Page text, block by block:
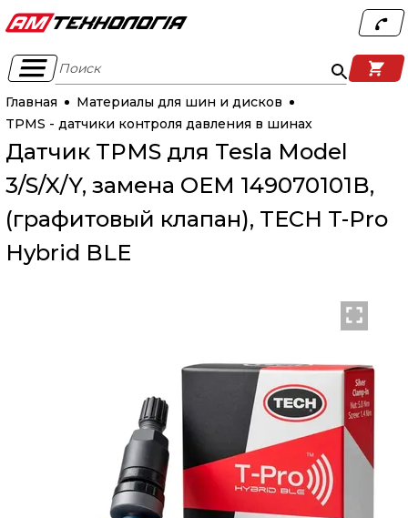
Поиск
Главная
Материалы для шин и дисков
TPMS - датчики контроля давления в шинах
Датчик TPMS для Tesla Model
3/S/X/Y, замена OEM 149070101B,
(графитовый клапан), TECH T-Pro
Hybrid BLE